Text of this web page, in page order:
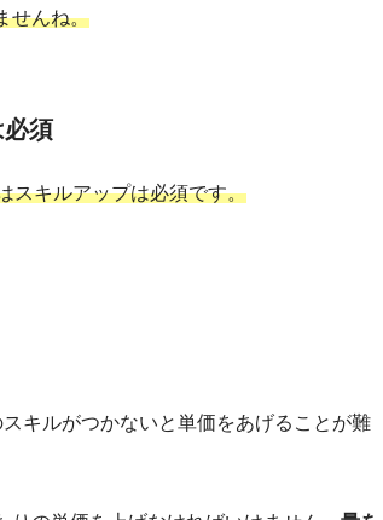
せんね。
須
スキルアップは必須です。
キルがつかないと単価をあげることが難